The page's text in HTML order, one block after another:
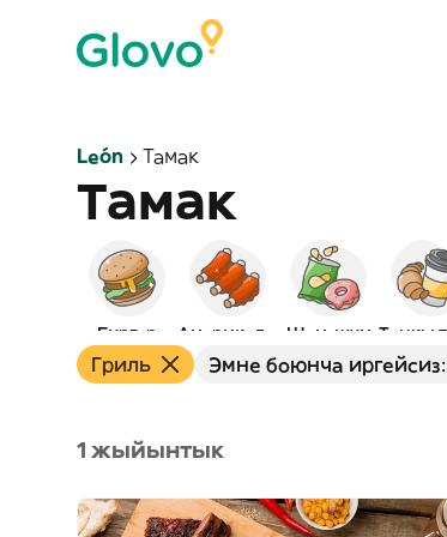
León Тамак
Тамак
Бургер Шам-шум
Гриль Эмне боюнча иргейсиз:
1 жыйынтык